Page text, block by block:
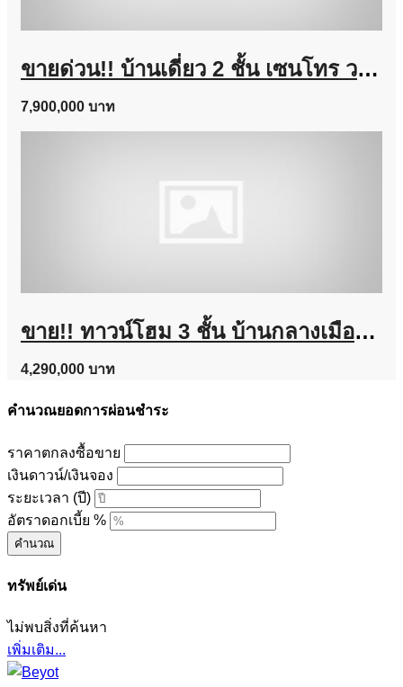
ขายด่วน!! บ้านเดี่ยว 2 ชั้น เซนโทร วงแหวน-จตุโชติ (ขนาด 59 ตร.ว.) เดินทางง่าย ใกล้ทางด่วนนิดเดียว สามวาตะวันตก คลองสามวา กทม. : Centro Wongwaen-Chatuchot
7,900,000 บาท
ขาย!! ทาวน์โฮม 3 ชั้น บ้านกลางเมือง งามวงศ์วาน (ขนาด 18 ตร.ว.) งามวงศ์วาน 47 แยก 6 (ซ.ชินเขต 2/6) ใกล้การไฟฟ้าส่วนภูมิภาค(สำนักงานใหญ่) หลักสี่ กทม. : Baan Klang Muang Ngamwongwan
4,290,000 บาท
คำนวณยอดการผ่อนชำระ
ราคาตกลงซื้อขาย
เงินดาวน์/เงินจอง
ระยะเวลา (ปี)
อัตราดอกเบี้ย %
คำนวณ
ทรัพย์เด่น
ไม่พบสิ่งที่ค้นหา
เพิ่มเติม...